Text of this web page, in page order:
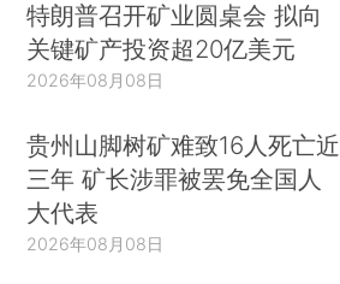
特朗普召开矿业圆桌会 拟向
关键矿产投资超20亿美元
2026年08月08日
贵州山脚树矿难致16人死亡近
三年 矿长涉罪被罢免全国人
大代表
2026年08月08日